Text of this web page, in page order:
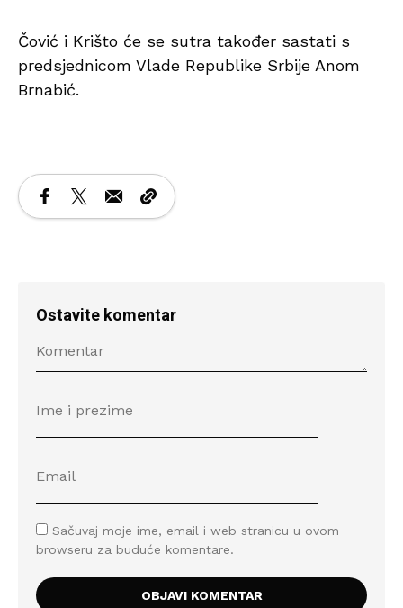
Čović i Krišto će se sutra također sastati s
predsjednicom Vlade Republike Srbije Anom
Brnabić.
Ostavite komentar
Sačuvaj moje ime, email i web stranicu u ovom
browseru za buduće komentare.